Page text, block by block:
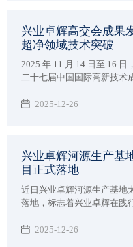
兴业卓辉高交会成果
超净领域技术突破
2025 年 11 月 14 日至 16 日
二十七届中国国际高新技术
深圳市兴业卓辉实业有限公
2025-12-26
兴业卓辉河源生产基
目正式落地
近日兴业卓辉河源生产基地
落地，标志着兴业卓辉在践
伐，为制造业绿色转型注入
2025-12-26